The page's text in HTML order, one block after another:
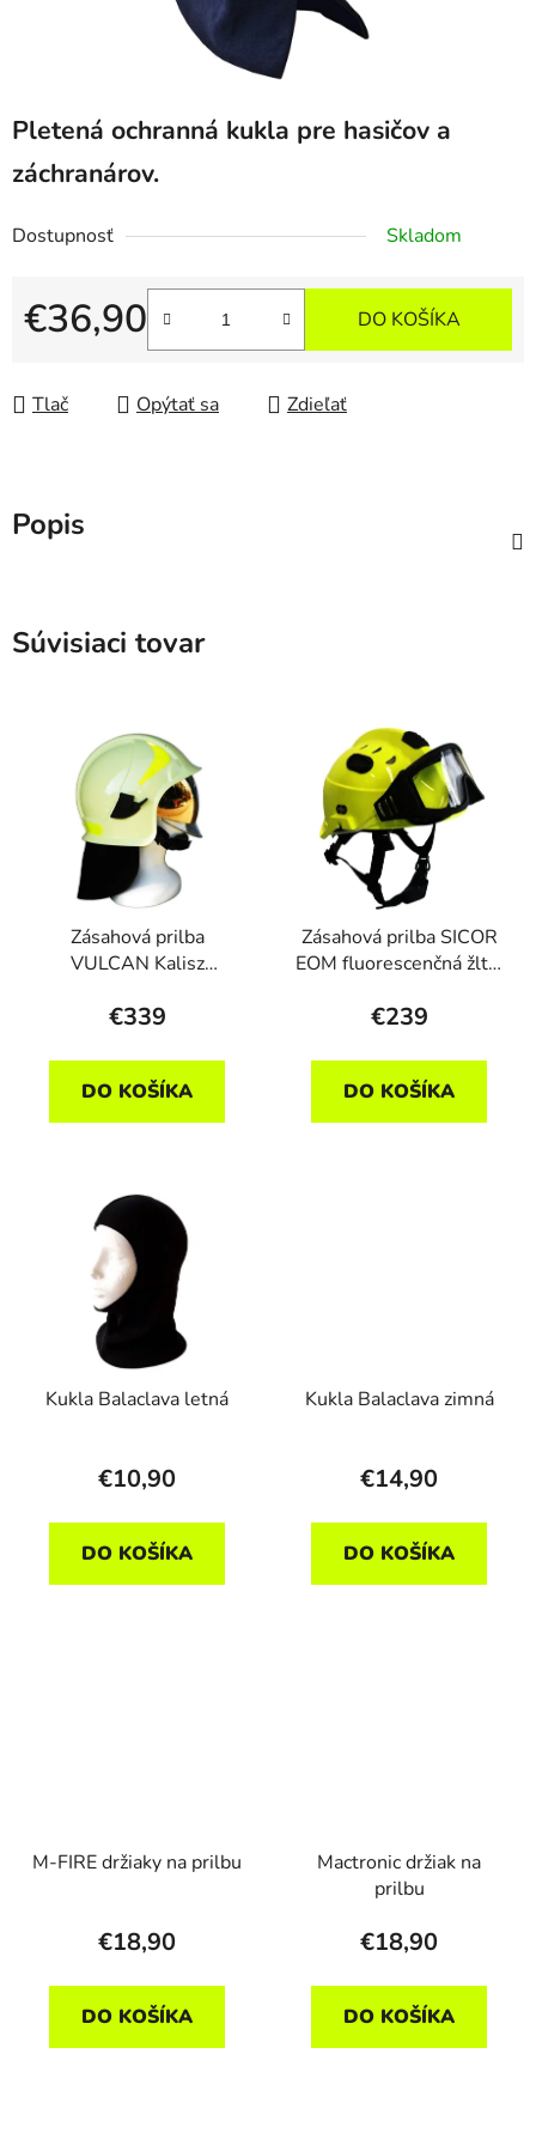
Pletená ochranná kukla pre hasičov a
záchranárov.
Dostupnosť Skladom
€36,90
Jednotková cena:
DO KOŠÍKA
Tlač Opýtať sa Zdieľať
Popis
Súvisiaci tovar
Zásahová prilba
VULCAN Kalisz
€339
DO KOŠÍKA
Zásahová prilba SICOR
EOM fluorescenčná žltá,
€239
DO KOŠÍKA
Kukla Balaclava letná
€10,90
DO KOŠÍKA
Kukla Balaclava zimná
€14,90
DO KOŠÍKA
M-FIRE držiaky na prilbu
€18,90
DO KOŠÍKA
Mactronic držiak na
prilbu
€18,90
DO KOŠÍKA